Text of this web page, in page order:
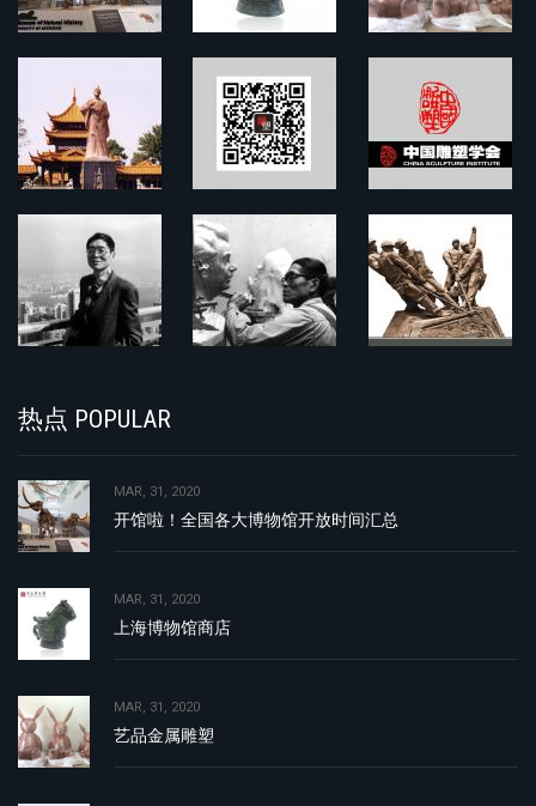
热点 POPULAR
MAR, 31, 2020
开馆啦！全国各大博物馆开放时间汇总
MAR, 31, 2020
上海博物馆商店
MAR, 31, 2020
艺品金属雕塑